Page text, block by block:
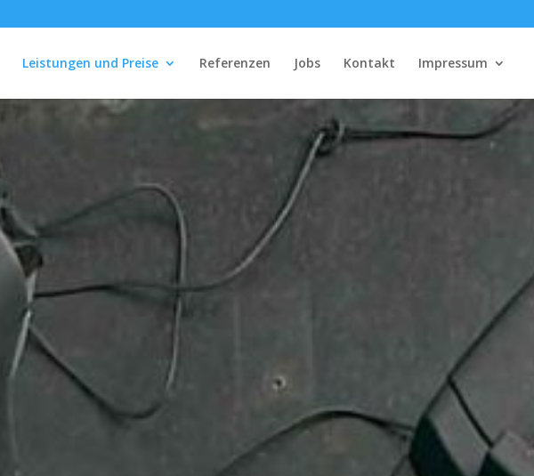
Leistungen und Preise Referenzen Jobs Kontakt Impressum